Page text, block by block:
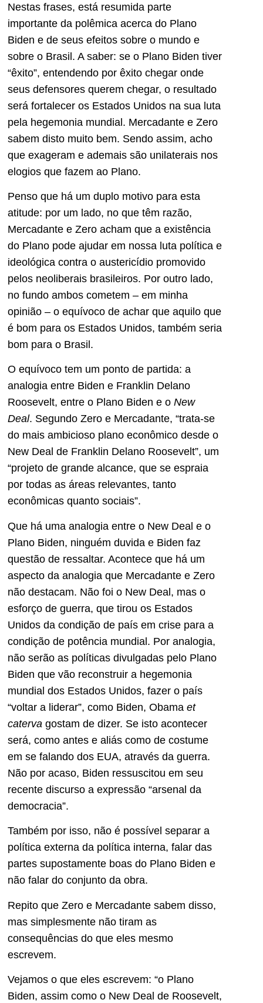
Nestas frases, está resumida parte
importante da polêmica acerca do Plano
Biden e de seus efeitos sobre o mundo e
sobre o Brasil. A saber: se o Plano Biden tiver
“êxito”, entendendo por êxito chegar onde
seus defensores querem chegar, o resultado
será fortalecer os Estados Unidos na sua luta
pela hegemonia mundial. Mercadante e Zero
sabem disto muito bem. Sendo assim, acho
que exageram e ademais são unilaterais nos
elogios que fazem ao Plano.
Penso que há um duplo motivo para esta
atitude: por um lado, no que têm razão,
Mercadante e Zero acham que a existência
do Plano pode ajudar em nossa luta política e
ideológica contra o austericídio promovido
pelos neoliberais brasileiros. Por outro lado,
no fundo ambos cometem – em minha
opinião – o equívoco de achar que aquilo que
é bom para os Estados Unidos, também seria
bom para o Brasil.
O equívoco tem um ponto de partida: a
analogia entre Biden e Franklin Delano
Roosevelt, entre o Plano Biden e o New
Deal. Segundo Zero e Mercadante, “trata-se
do mais ambicioso plano econômico desde o
New Deal de Franklin Delano Roosevelt”, um
“projeto de grande alcance, que se espraia
por todas as áreas relevantes, tanto
econômicas quanto sociais”.
Que há uma analogia entre o New Deal e o
Plano Biden, ninguém duvida e Biden faz
questão de ressaltar. Acontece que há um
aspecto da analogia que Mercadante e Zero
não destacam. Não foi o New Deal, mas o
esforço de guerra, que tirou os Estados
Unidos da condição de país em crise para a
condição de potência mundial. Por analogia,
não serão as políticas divulgadas pelo Plano
Biden que vão reconstruir a hegemonia
mundial dos Estados Unidos, fazer o país
“voltar a liderar”, como Biden, Obama et
caterva gostam de dizer. Se isto acontecer
será, como antes e aliás como de costume
em se falando dos EUA, através da guerra.
Não por acaso, Biden ressuscitou em seu
recente discurso a expressão “arsenal da
democracia”.
Também por isso, não é possível separar a
política externa da política interna, falar das
partes supostamente boas do Plano Biden e
não falar do conjunto da obra.
Repito que Zero e Mercadante sabem disso,
mas simplesmente não tiram as
consequências do que eles mesmo
escrevem.
Vejamos o que eles escrevem: “o Plano
Biden, assim como o New Deal de Roosevelt,